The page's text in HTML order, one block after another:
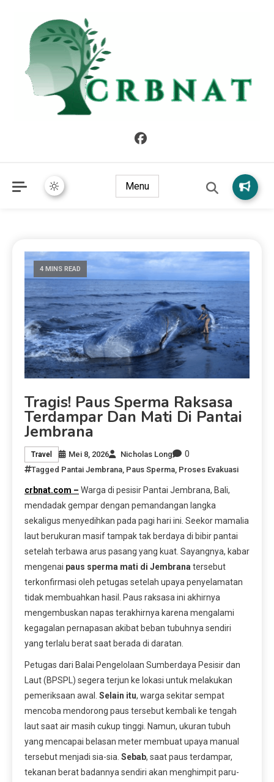
Menu
4 MINS READ
Tragis! Paus Sperma Raksasa
Terdampar Dan Mati Di Pantai
Jembrana
Travel Mei 8, 2026 Nicholas Long 0
Tagged Pantai Jembrana, Paus Sperma, Proses Evakuasi
crbnat.com – Warga di pesisir Pantai Jembrana, Bali,
mendadak gempar dengan pemandangan langka
sekaligus menyedihkan pada pagi hari ini. Seekor mamalia
laut berukuran masif tampak tak berdaya di bibir pantai
setelah terbawa arus pasang yang kuat. Sayangnya, kabar
mengenai paus sperma mati di Jembranatersebut
terkonfirmasi oleh petugas setelah upaya penyelamatan
tidak membuahkan hasil. Paus raksasa ini akhirnya
mengembuskan napas terakhirnya karena mengalami
kegagalan pernapasan akibat beban tubuhnya sendiri
yang terlalu berat saat berada di daratan.
Petugas dari Balai Pengelolaan Sumberdaya Pesisir dan
Laut (BPSPL) segera terjun ke lokasi untuk melakukan
pemeriksaan awal. Selain itu, warga sekitar sempat
mencoba mendorong paus tersebut kembali ke tengah
laut saat air masih cukup tinggi. Namun, ukuran tubuh
yang mencapai belasan meter membuat upaya manual
tersebut menjadi sia-sia. Sebab, saat paus terdampar,
tekanan berat badannya sendiri akan menghimpit paru-